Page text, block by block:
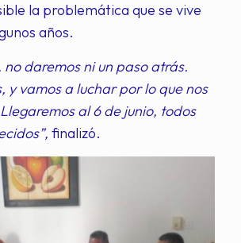
la problemática que se vive
años.
no daremos ni un paso atrás.
y vamos a luchar por lo que nos
al 6 de junio, todos
finalizó.